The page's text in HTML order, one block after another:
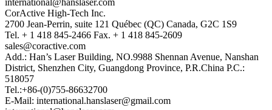
international@hanslaser.com
CorActive High-Tech Inc.
2700 Jean-Perrin, suite 121 Québec (QC) Canada, G2C 1S9
Tel. + 1 418 845-2466 Fax. + 1 418 845-2609
sales@coractive.com
Add.: Han’s Laser Building, NO.9988 Shennan Avenue, Nanshan
District, Shenzhen City, Guangdong Province, P.R.China P.C.:
518057
Tel.:+86-(0)755-86632700
E-Mail: international.hanslaser@gmail.com